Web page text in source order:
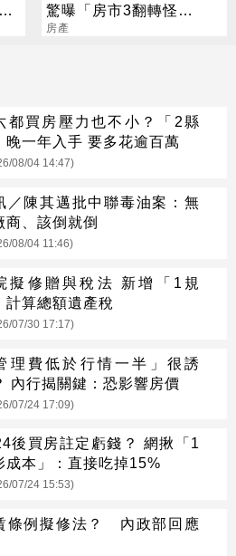
驚曝「房市3翻轉怪
象」：一大警訊
房產
都買房壓力也不小？「2縣
晚一年入手 要多花逾百萬
08/04 14:47)
／陳其邁批中聯毒油案：無
商、該倒就倒
08/04 11:46)
擬修贈與稅法 新增「1規
計算總額遺產稅
07/30 17:17)
理費低於行情一半」很誘
內行揭關鍵：恐影響房價
07/24 17:09)
後買房註定虧錢？ 網揪「1
成本」：直接吃掉15%
07/24 15:53)
條例擬修法？ 內政部回應